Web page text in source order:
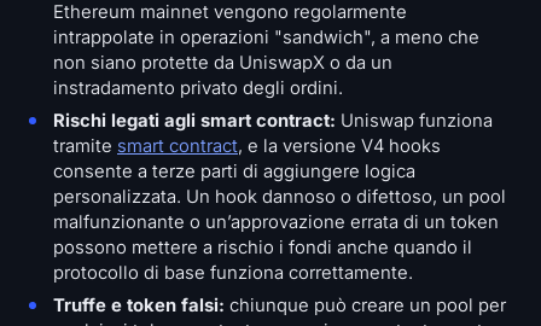
Ethereum mainnet vengono regolarmente
intrappolate in operazioni "sandwich", a meno che
non siano protette da UniswapX o da un
instradamento privato degli ordini.
Rischi legati agli smart contract: Uniswap funziona
tramite smart contract, e la versione V4 hooks
consente a terze parti di aggiungere logica
personalizzata. Un hook dannoso o difettoso, un pool
malfunzionante o un’approvazione errata di un token
possono mettere a rischio i fondi anche quando il
protocollo di base funziona correttamente.
Truffe e token falsi: chiunque può creare un pool per